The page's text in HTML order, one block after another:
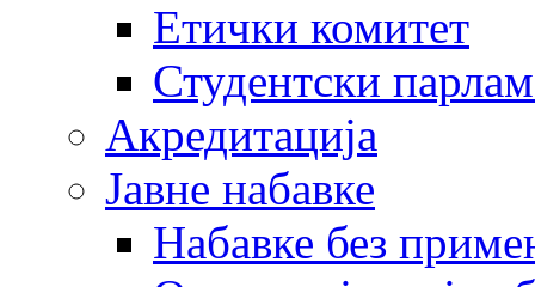
Етички комитет
Студентски
Акредитација
Јавне набавке
Набавке без